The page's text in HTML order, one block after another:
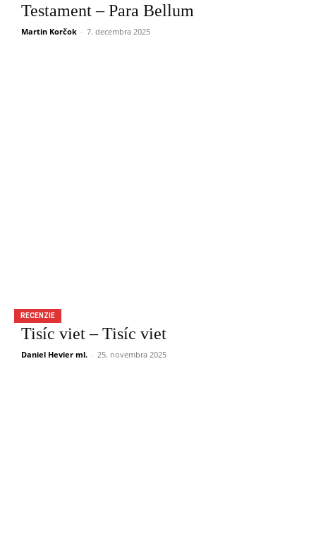
Testament – Para Bellum
Martin Korčok - 7. decembra 2025
RECENZIE
Tisíc viet – Tisíc viet
Daniel Hevier ml. - 25. novembra 2025